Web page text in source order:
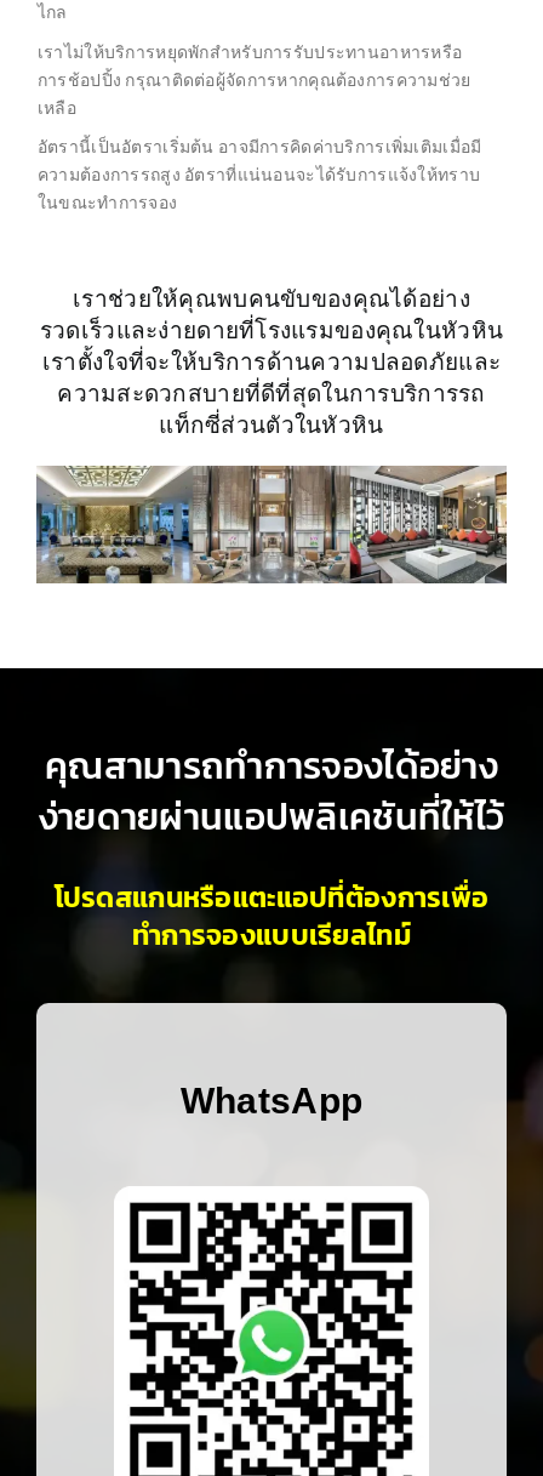
ไกล
เราไม่ให้บริการหยุดพักสำหรับการรับประทานอาหารหรือ
การช้อปปิ้ง กรุณาติดต่อผู้จัดการหากคุณต้องการความช่วย
เหลือ
อัตรานี้เป็นอัตราเริ่มต้น อาจมีการคิดค่าบริการเพิ่มเติมเมื่อมี
ความต้องการรถสูง อัตราที่แน่นอนจะได้รับการแจ้งให้ทราบ
ในขณะทำการจอง
เราช่วยให้คุณพบคนขับของคุณได้อย่าง
รวดเร็วและง่ายดายที่โรงแรมของคุณในหัวหิน
เราตั้งใจที่จะให้บริการด้านความปลอดภัยและ
ความสะดวกสบายที่ดีที่สุดในการบริการรถ
แท็กซี่ส่วนตัวในหัวหิน
คุณสามารถทำการจองได้อย่าง
ง่ายดายผ่านแอปพลิเคชันที่ให้ไว้
โปรดสแกนหรือแตะแอปที่ต้องการเพื่อ
ทำการจองแบบเรียลไทม์
WhatsApp